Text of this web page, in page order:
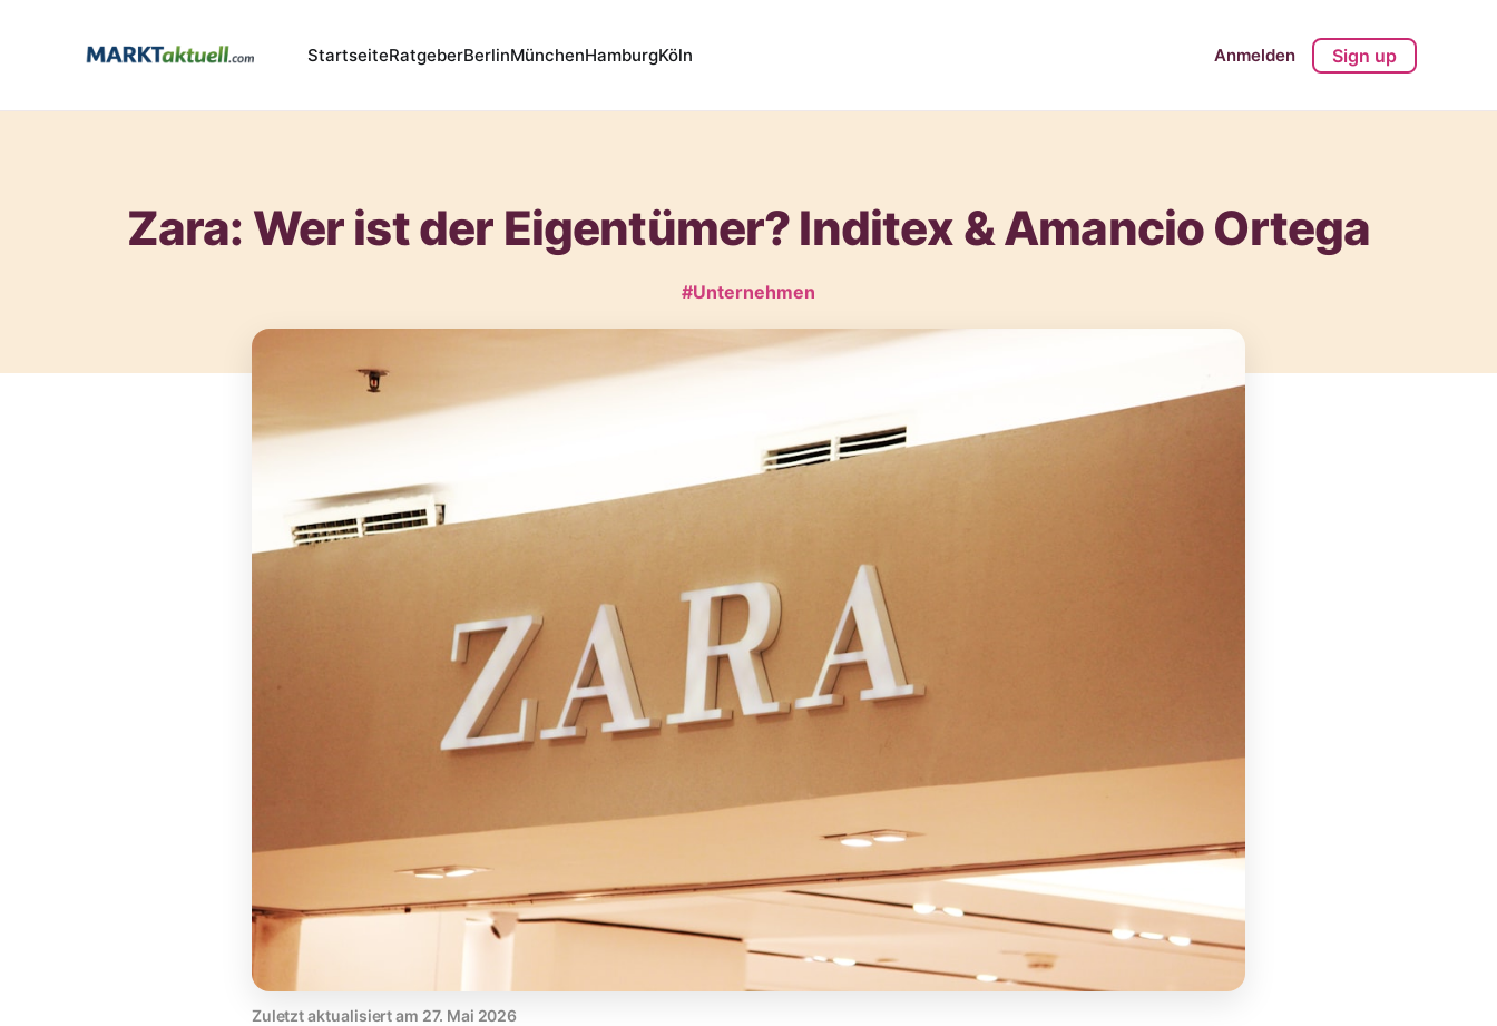
StartseiteRatgeberBerlinMünchenHamburgKöln Anmelden Sign up
Zara: Wer ist der Eigentümer? Inditex & Amancio Ortega
#Unternehmen
Zuletzt aktualisiert am 27. Mai 2026